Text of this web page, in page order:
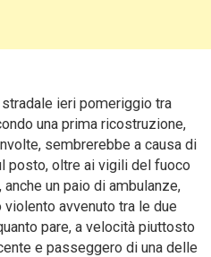
ieri pomeriggio tra
una prima ricostruzione,
sembrerebbe a causa di
posto, oltre ai vigili del fuoco
un paio di ambulanze,
avvenuto tra le due
pare, a velocità piuttosto
e passeggero di una delle